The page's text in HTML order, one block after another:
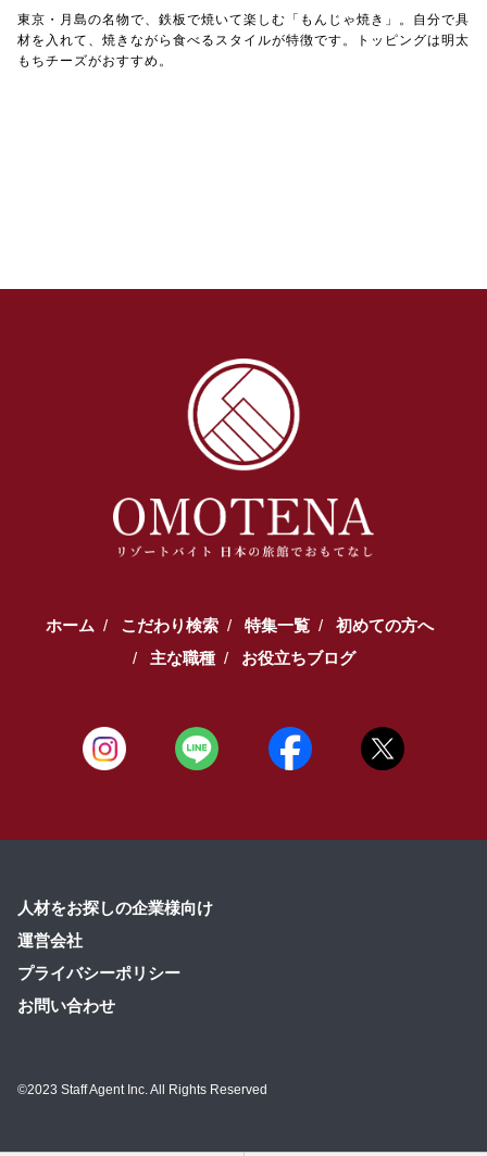
東京・月島の名物で、鉄板で焼いて楽しむ「もんじゃ焼き」。自分で具
材を入れて、焼きながら食べるスタイルが特徴です。トッピングは明太
もちチーズがおすすめ。
ホーム こだわり検索 特集一覧
初めての方へ
主な職種
お役立ちブログ
人材をお探しの企業様向け
運営会社
プライバシーポリシー
お問い合わせ
©2023 Staff Agent Inc. All Rights Reserved